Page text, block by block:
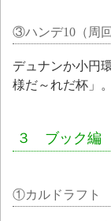
③ハンデ10（周
デュナンか小円
様だ～れだ杯」。
３ ブック編
①カルドラフト